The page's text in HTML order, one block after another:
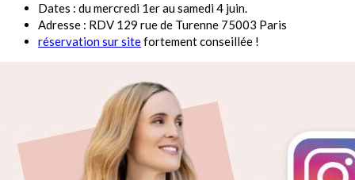
Dates : du mercredi 1er au samedi 4 juin.
Adresse : RDV 129 rue de Turenne 75003 Paris
réservation sur sitefortement conseillée !